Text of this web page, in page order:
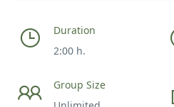
Duration
2:00 h.
Group Size